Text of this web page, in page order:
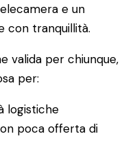
e un
con tranquillità.
valida per chiunque,
per:
logistiche
poca offerta di